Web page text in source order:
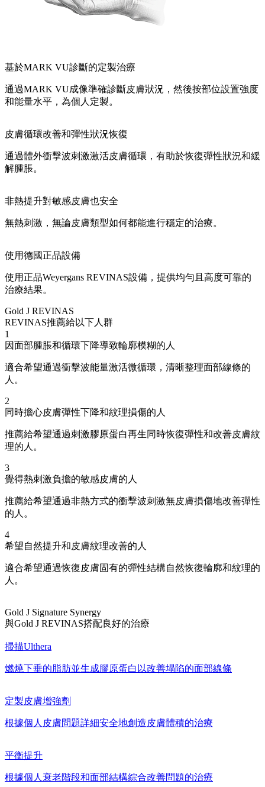
基於MARK VU診斷的定製治療
通過MARK VU成像準確診斷皮膚狀況，然後按部位設置強度
和能量水平，為個人定製。
皮膚循環改善和彈性狀況恢復
通過體外衝擊波刺激激活皮膚循環，有助於恢復彈性狀況和緩
解腫脹。
非熱提升對敏感皮膚也安全
無熱刺激，無論皮膚類型如何都能進行穩定的治療。
使用德國正品設備
使用正品Weyergans REVINAS設備，提供均勻且高度可靠的
治療結果。
Gold J REVINAS
REVINAS推薦給以下人群
1
因面部腫脹和循環下降導致輪廓模糊的人
適合希望通過衝擊波能量激活微循環，清晰整理面部線條的
人。
2
同時擔心皮膚彈性下降和紋理損傷的人
推薦給希望通過刺激膠原蛋白再生同時恢復彈性和改善皮膚紋
理的人。
3
覺得熱刺激負擔的敏感皮膚的人
推薦給希望通過非熱方式的衝擊波刺激無皮膚損傷地改善彈性
的人。
4
希望自然提升和皮膚紋理改善的人
適合希望通過恢復皮膚固有的彈性結構自然恢復輪廓和紋理的
人。
Gold J Signature Synergy
與Gold J REVINAS搭配良好的治療
掃描Ulthera
燃燒下垂的脂肪並生成膠原蛋白以改善塌陷的面部線條
定製皮膚增強劑
根據個人皮膚問題詳細安全地創造皮膚體積的治療
平衡提升
根據個人衰老階段和面部結構綜合改善問題的治療